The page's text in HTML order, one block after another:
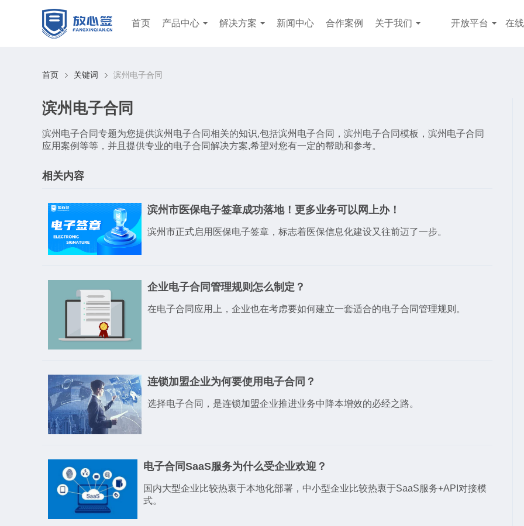
首页 产品中心 解决方案 新闻中心 合作案例 关于我们 开放平台 在
首页 关键词 滨州电子合同
滨州电子合同
滨州电子合同专题为您提供滨州电子合同相关的知识,包括滨州电子合同，滨州电子合同模板，滨州电子合同
应用案例等等，并且提供专业的电子合同解决方案,希望对您有一定的帮助和参考。
相关内容
滨州市医保电子签章成功落地！更多业务可以网上办！
滨州市正式启用医保电子签章，标志着医保信息化建设又往前迈了一步。
企业电子合同管理规则怎么制定？
在电子合同应用上，企业也在考虑要如何建立一套适合的电子合同管理规则。
连锁加盟企业为何要使用电子合同？
选择电子合同，是连锁加盟企业推进业务中降本增效的必经之路。
电子合同SaaS服务为什么受企业欢迎？
国内大型企业比较热衷于本地化部署，中小型企业比较热衷于SaaS服务+API对接模
式。